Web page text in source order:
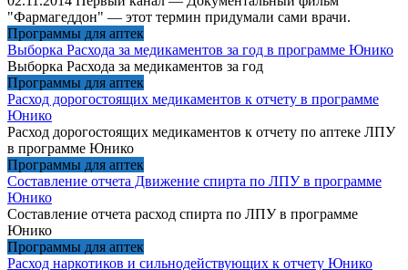
"Фармагеддон" — этот термин придумали сами врачи.
Программы для аптек
Выборка Расхода за медикаментов за год в программе Юнико
Выборка Расхода за медикаментов за год
Программы для аптек
Расход дорогостоящих медикаментов к отчету в программе
Юнико
Расход дорогостоящих медикаментов к отчету по аптеке ЛПУ
в программе Юнико
Программы для аптек
Составление отчета Движение спирта по ЛПУ в программе
Юнико
Составление отчета расход спирта по ЛПУ в программе
Юнико
Программы для аптек
Расход наркотиков и сильнодействующих к отчету Юнико